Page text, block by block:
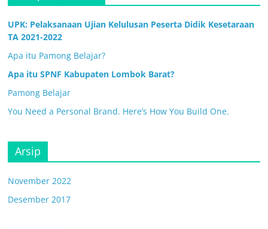
UPK: Pelaksanaan Ujian Kelulusan Peserta Didik Kesetaraan
TA 2021-2022
Apa itu Pamong Belajar?
Apa itu SPNF Kabupaten Lombok Barat?
Pamong Belajar
You Need a Personal Brand. Here’s How You Build One.
Arsip
November 2022
Desember 2017